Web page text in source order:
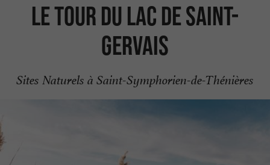
Le tour du lac de Saint-
Gervais
Sites Naturels à Saint-Symphorien-de-Thénières